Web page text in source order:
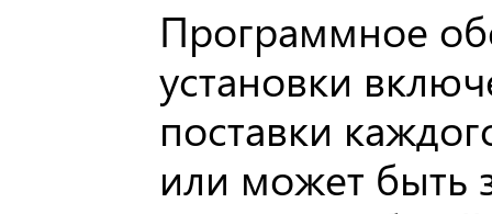
Программное
установки
поставки
или может быть